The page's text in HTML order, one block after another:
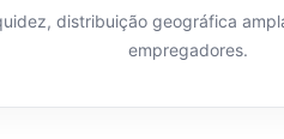
distribuição geográfica
empregadores.